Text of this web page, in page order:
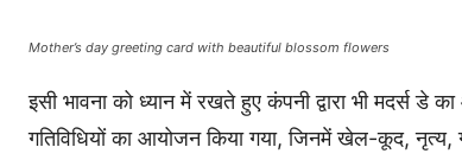
Mother’s day greeting card with beautiful blossom flowers
इसी भावना को ध्यान में रखते हुए कंपनी द्वारा भी मदर्स डे
गतिविधियों का आयोजन किया गया, जिनमें खेल-कूद, नृत्य,